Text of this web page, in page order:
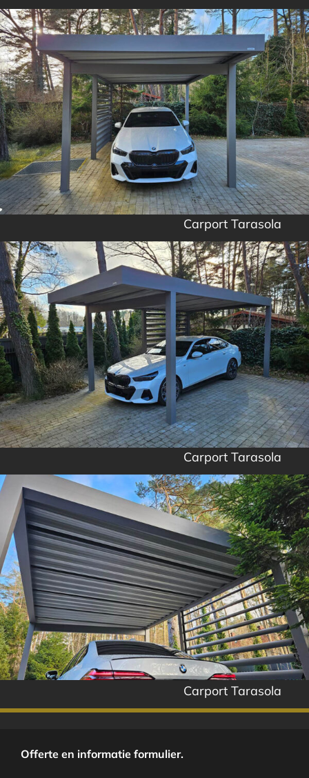
Carport Tarasola
Carport Tarasola
Carport Tarasola
Offerte en informatie formulier.